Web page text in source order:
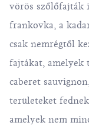
vörös szőlőfajták
frankovka, a
csak nemrégtől
fajtákat, amelyek
caberet
területeket
amelyek nem